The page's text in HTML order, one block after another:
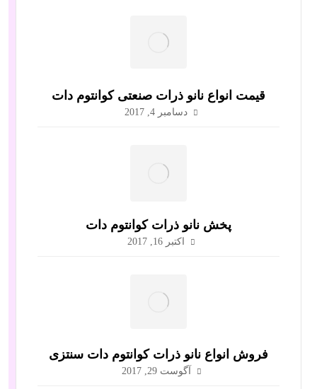
قیمت انواع نانو ذرات صنعتی کوانتوم دات
دسامبر 4, 2017
پخش نانو ذرات کوانتوم دات
اکتبر 16, 2017
فروش انواع نانو ذرات کوانتوم دات سنتزی
آگوست 29, 2017